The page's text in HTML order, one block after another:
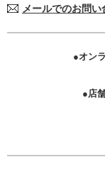
メールでのお問い
オン
店